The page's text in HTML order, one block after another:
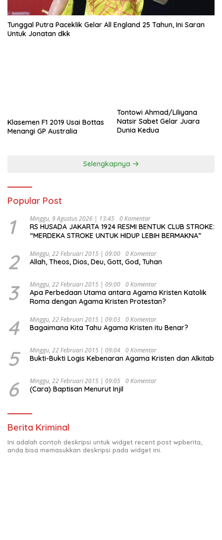
Tunggal Putra Paceklik Gelar All England 25 Tahun, Ini Saran
Untuk Jonatan dkk
Klasemen F1 2019 Usai Bottas
Menangi GP Australia
Tontowi Ahmad/Liliyana
Natsir Sabet Gelar Juara
Dunia Kedua
Selengkapnya
Popular Post
1 Minggu, 9 Agustus 2026 | 13:45 0 Komentar
RS HUSADA JAKARTA 1924 RESMI BENTUK CLUB STROKE:
“MERDEKA STROKE UNTUK HIDUP LEBIH BERMAKNA”
2 Minggu, 22 Februari 2015 | 09:00 0 Komentar
Allah, Theos, Dios, Deu, Gott, God, Tuhan
3 Minggu, 22 Februari 2015 | 09:00 0 Komentar
Apa Perbedaan Utama antara Agama Kristen Katolik
Roma dengan Agama Kristen Protestan?
4 Minggu, 22 Februari 2015 | 09:03 0 Komentar
Bagaimana Kita Tahu Agama Kristen itu Benar?
5 Minggu, 22 Februari 2015 | 09:04 0 Komentar
Bukti-Bukti Logis Kebenaran Agama Kristen dan Alkitab
6 Minggu, 22 Februari 2015 | 09:05 0 Komentar
(Cara) Baptisan Menurut Injil
Berita Kriminal
Ini adalah contoh deskripsi untuk widget recent post wpberita,
anda bisa memasukkan deskripsi pada widget ini.